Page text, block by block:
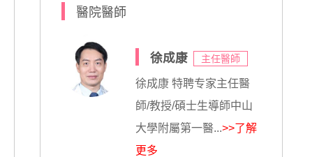
醫院醫師
徐成康 主任醫師
徐成康 特聘专家主任醫
師/教授/碩士生導師中山
大學附屬第一醫...>>了解
更多